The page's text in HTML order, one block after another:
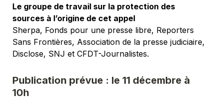
Le groupe de travail sur la protection des
sources à l’origine de cet appel
Sherpa, Fonds pour une presse libre, Reporters
Sans Frontières, Association de la presse judiciaire,
Disclose, SNJ et CFDT-Journalistes.
Publication prévue : le 11 décembre à
10h